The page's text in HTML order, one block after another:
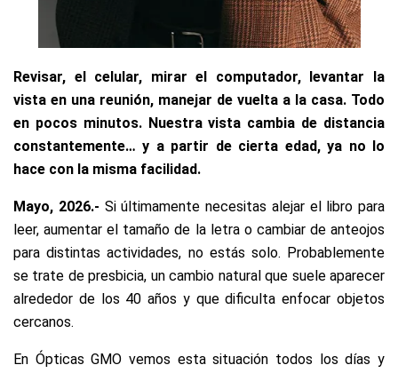
Revisar, el celular, mirar el computador, levantar la
vista en una reunión, manejar de vuelta a la casa. Todo
en pocos minutos. Nuestra vista cambia de distancia
constantemente… y a partir de cierta edad, ya no lo
hace con la misma facilidad.
Mayo, 2026.- Si últimamente necesitas alejar el libro para
leer, aumentar el tamaño de la letra o cambiar de anteojos
para distintas actividades, no estás solo. Probablemente
se trate de presbicia, un cambio natural que suele aparecer
alrededor de los 40 años y que dificulta enfocar objetos
cercanos.
En Ópticas GMO vemos esta situación todos los días y